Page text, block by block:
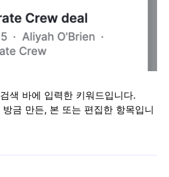
색 바에 입력한 키워드입니다.
방금 만든, 본 또는 편집한 항목입니